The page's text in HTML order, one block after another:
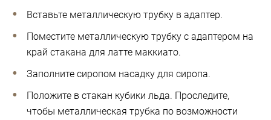
Вставьте металлическую трубку в адаптер.
Поместите металлическую трубку с адаптером на
край стакана для латте маккиато.
Заполните сиропом насадку для сиропа.
Положите в стакан кубики льда. Проследите,
чтобы металлическая трубка по возможности